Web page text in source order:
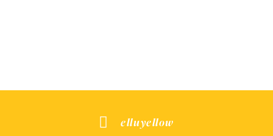
elluyellow